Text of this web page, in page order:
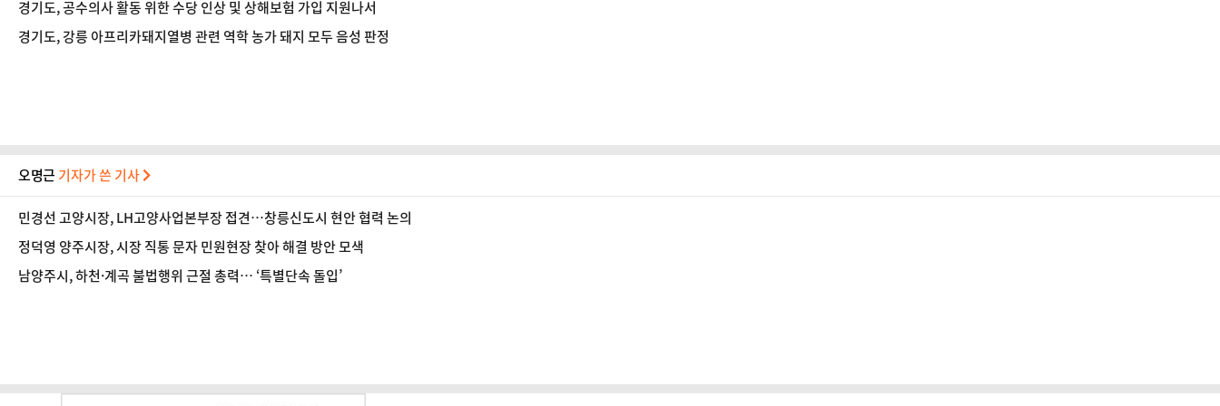
경기도, 공수의사 활동 위한 수당 인상 및 상해보험 가입 지원나서
경기도, 강릉 아프리카돼지열병 관련 역학 농가 돼지 모두 음성 판정
오명근 기자가 쓴 기사
민경선 고양시장, LH고양사업본부장 접견…창릉신도시 현안 협력 논의
정덕영 양주시장, 시장 직통 문자 민원현장 찾아 해결 방안 모색
남양주시, 하천·계곡 불법행위 근절 총력… ‘특별단속 돌입’